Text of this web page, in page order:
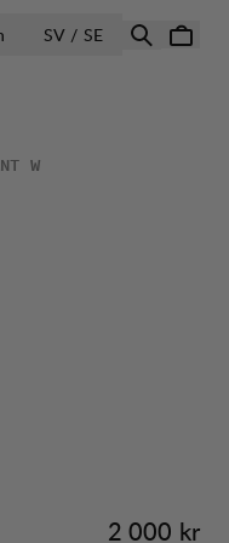
SV / SEÖPPNA VÄLJ
W
Pris:
2 000 kr